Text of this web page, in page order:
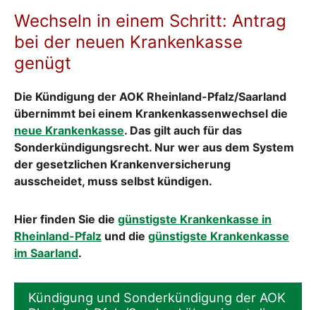
Wechseln in einem Schritt: Antrag
bei der neuen Krankenkasse
genügt
Die Kündigung der AOK Rheinland-Pfalz/Saarland
übernimmt bei einem Krankenkassenwechsel die
neue Krankenkasse. Das gilt auch für das
Sonderkündigungsrecht. Nur wer aus dem System
der gesetzlichen Krankenversicherung
ausscheidet, muss selbst kündigen.
Hier finden Sie die günstigste Krankenkasse in
Rheinland-Pfalz und die günstigste Krankenkasse
im Saarland.
Kündigung und Sonderkündigung der AOK